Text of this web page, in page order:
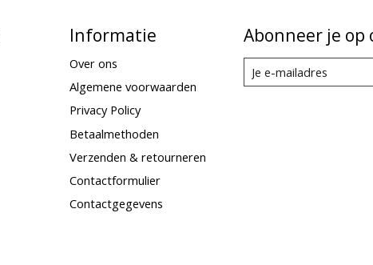
Informatie
Over ons
Algemene voorwaarden
Privacy Policy
Betaalmethoden
Verzenden & retourneren
Contactformulier
Contactgegevens
Abonneer je